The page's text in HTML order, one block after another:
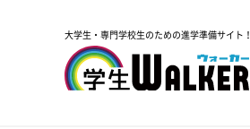
大学生・専門学校生のための進学準備サイト！